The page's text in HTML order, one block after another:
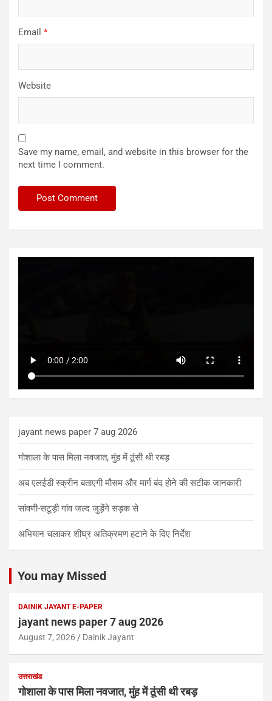
Email *
Website
Save my name, email, and website in this browser for the
next time I comment.
jayant news paper 7 aug 2026
गोशाला के पास मिला नवजात, मुंह में ठूंसी थी रबड़
अब एलईडी स्क्रीन बताएगी मौसम और मार्ग बंद होने की सटीक जानकारी
सांवणी-सटूड़ी गांव जल्द जुड़ेंगे सड़क से
अभियान चलाकर शीघ्र अतिक्रमण हटाने के दिए निर्देश
You may Missed
DAINIK JAYANT E-PAPER
jayant news paper 7 aug 2026
August 7, 2026 Dainik Jayant
उत्तराखंड
गोशाला के पास मिला नवजात, मुंह में ठूंसी थी रबड़